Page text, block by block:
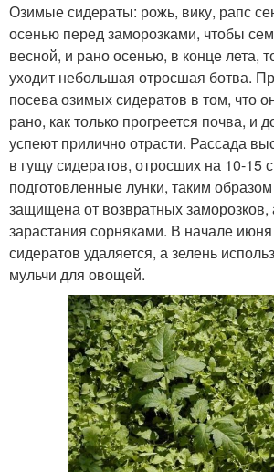
Озимые сидераты: рожь, вику, рапс
осенью перед заморозками, чтобы
весной, и рано осенью, в конце лета,
уходит небольшая отросшая ботва.
посева озимых сидератов в том, что
рано, как только прогреется почва, и
успеют прилично отрасти. Рассада
в гущу сидератов, отросших на 10-15
подготовленные лунки, таким
защищена от возвратных
зарастания сорняками. В начале
сидератов удаляется, а зелень
мульчи для овощей.